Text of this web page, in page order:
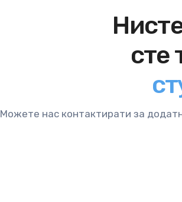
сте
Можете нас контактирати за